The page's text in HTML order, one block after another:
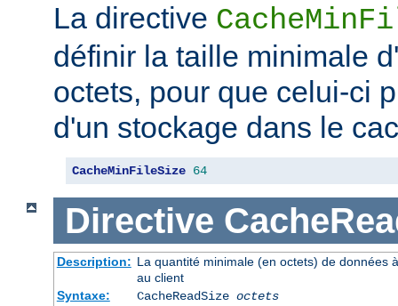
La directive
définir la taille minimale
octets, pour que celui-ci
d'un stockage dans le
CacheMinFileSize 64
Directive
Description: La quantité minimale (en octets) de données
au client
Syntaxe:
CacheReadSize octets